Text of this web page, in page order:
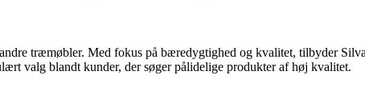
træmøbler. Med fokus på bæredygtighed og kvalitet, tilbyder
valg blandt kunder, der søger pålidelige produkter af høj kvalitet.